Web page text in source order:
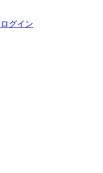
ログイン